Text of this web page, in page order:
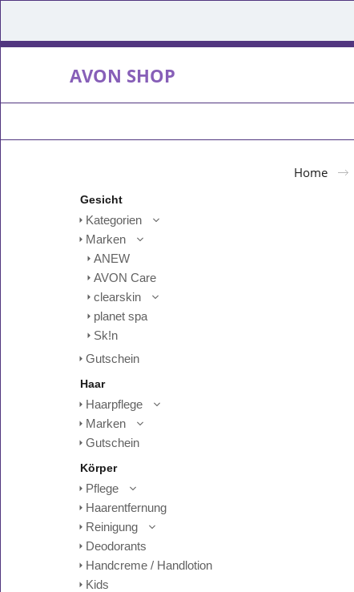
AVON SHOP
Gesicht
Kategorien
Marken
ANEW
AVON Care
clearskin
planet spa
Sk!n
Gutschein
Haar
Haarpflege
Marken
Gutschein
Körper
Pflege
Haarentfernung
Reinigung
Deodorants
Handcreme / Handlotion
Kids
Home